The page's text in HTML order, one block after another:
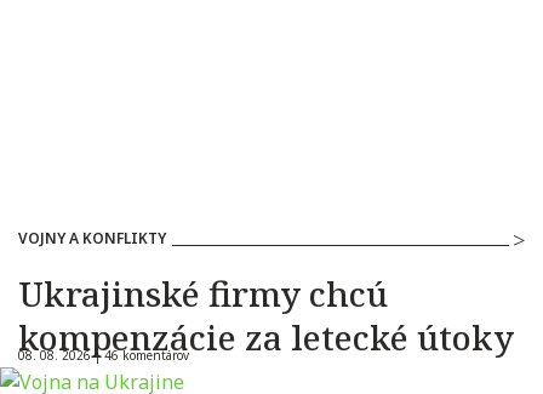
VOJNY A KONFLIKTY
Ukrajinské firmy chcú
kompenzácie za letecké útoky
08. 08. 2026 |46 komentárov